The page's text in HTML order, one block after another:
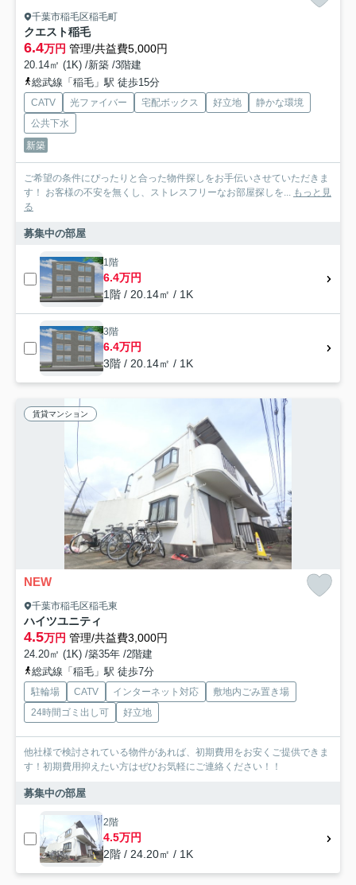
千葉市稲毛区稲毛町
クエスト稲毛
6.4万円 管理/共益費5,000円
20.14㎡ (1K) /新築 /3階建
総武線「稲毛」駅 徒歩15分
CATV 光ファイバー 宅配ボックス 好立地
静かな環境
公共下水
新築
ご希望の条件にぴったりと合った物件探しをお手伝いさせていただきま
す！ お客様の不安を無くし、ストレスフリーなお部屋探しを... もっと見
る
募集中の部屋
1階
6.4万円
1階 / 20.14㎡ / 1K
3階
6.4万円
3階 / 20.14㎡ / 1K
賃貸マンション
NEW
千葉市稲毛区稲毛東
ハイツユニティ
4.5万円 管理/共益費3,000円
24.20㎡ (1K) /築35年 /2階建
総武線「稲毛」駅 徒歩7分
駐輪場 CATV インターネット対応
敷地内ごみ置き場
24時間ゴミ出し可
好立地
他社様で検討されている物件があれば、初期費用をお安くご提供できま
す！初期費用抑えたい方はぜひお気軽にご連絡ください！！
募集中の部屋
2階
4.5万円
2階 / 24.20㎡ / 1K